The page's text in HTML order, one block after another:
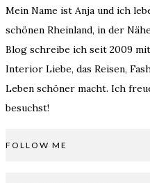
Mein Name ist Anja und ich
schönen Rheinland, in der
Blog schreibe ich seit 2009
Interior Liebe, das Reisen,
Leben schöner macht. Ich
besuchst!
FOLLOW ME